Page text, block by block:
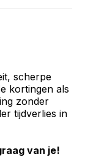
scherpe
kortingen als
zonder
tijdverlies in
van je!